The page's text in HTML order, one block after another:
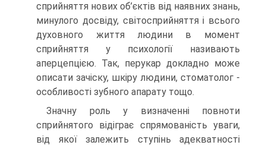
сприйняття нових об’єктів від наявних знань,
минулого досвіду, світосприйняття і всього
духовного життя людини в момент
сприйняття у психології називають
аперцепцією. Так, перукар докладно може
описати зачіску, шкіру людини, стоматолог -
особливості зубного апарату тощо.
Значну роль у визначенні повноти
сприйнятого відіграє спрямованість уваги,
від якої залежить ступінь адекватності